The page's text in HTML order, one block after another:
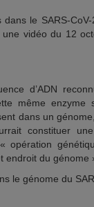
le SARS-
vidéo du 12
d’ADN
même enzyme
dans un
constituer
opération
endroit du génome
le génome du